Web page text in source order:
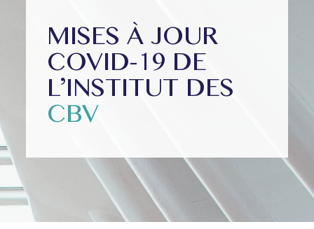
MISES À JOUR
COVID-19 DE
L’INSTITUT DES
CBV